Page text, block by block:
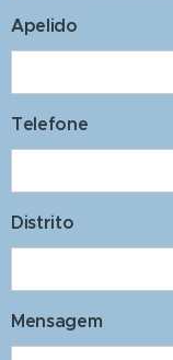
Apelido
Telefone
Distrito
Mensagem